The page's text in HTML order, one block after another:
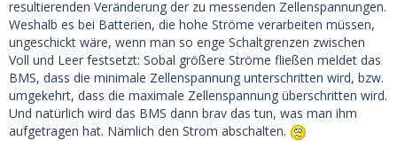
resultierenden Veränderung der zu messenden Zellenspannungen.
Weshalb es bei Batterien, die hohe Ströme verarbeiten müssen,
ungeschickt wäre, wenn man so enge Schaltgrenzen zwischen
Voll und Leer festsetzt: Sobal größere Ströme fließen meldet das
BMS, dass die minimale Zellenspannung unterschritten wird, bzw.
umgekehrt, dass die maximale Zellenspannung überschritten wird.
Und natürlich wird das BMS dann brav das tun, was man ihm
aufgetragen hat. Nämlich den Strom abschalten.